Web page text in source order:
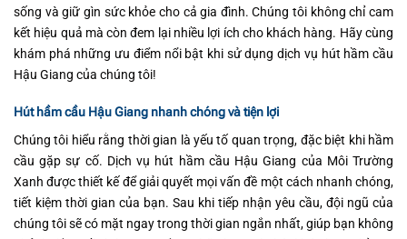
sống và giữ gìn sức khỏe cho cả gia đình. Chúng tôi không chỉ cam
kết hiệu quả mà còn đem lại nhiều lợi ích cho khách hàng. Hãy cùng
khám phá những ưu điểm nổi bật khi sử dụng dịch vụ hút hầm cầu
Hậu Giang của chúng tôi!
Hút hầm cầu Hậu Giang nhanh chóng và tiện lợi
Chúng tôi hiểu rằng thời gian là yếu tố quan trọng, đặc biệt khi hầm
cầu gặp sự cố. Dịch vụ hút hầm cầu Hậu Giang của Môi Trường
Xanh được thiết kế để giải quyết mọi vấn đề một cách nhanh chóng,
tiết kiệm thời gian của bạn. Sau khi tiếp nhận yêu cầu, đội ngũ của
chúng tôi sẽ có mặt ngay trong thời gian ngắn nhất, giúp bạn không